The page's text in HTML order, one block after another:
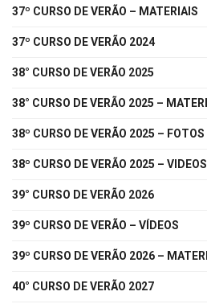
37º CURSO DE VERÃO – MATERIAIS
37º CURSO DE VERÃO 2024
38° CURSO DE VERÃO 2025
38° CURSO DE VERÃO 2025 –
38º CURSO DE VERÃO 2025 – FOTOS
38º CURSO DE VERÃO 2025 – VIDEOS
39° CURSO DE VERÃO 2026
39º CURSO DE VERÃO – VÍDEOS
39º CURSO DE VERÃO 2026 –
40° CURSO DE VERÃO 2027